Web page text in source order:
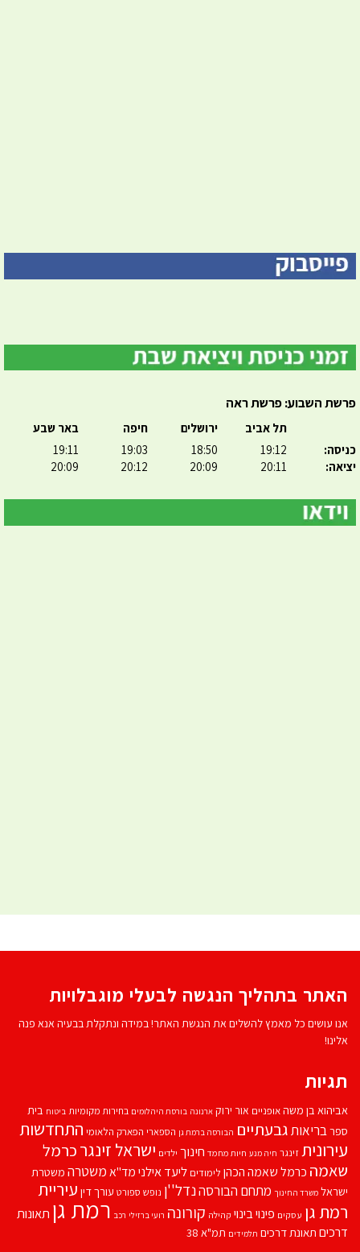
פרשת השבוע: פרשת ראה
כניסה:
יציאה:
תל אביב
19:12
20:11
ירושלים
18:50
20:09
חיפה
19:03
20:12
באר שבע
19:11
20:09
האתר בתהליך הנגשה לבעלי מוגבלויות
אנו עושים כל מאמץ להשלים את הנגשת האתר! במידה ונתקלת בבעיה אנא פנה
אלינו!
תגיות
אביהוא בן משהאופניים אור ירוק ארנונה בורסת היהלומים בחירות מקומיות ביטוח בית
ספרבריאותגבעתיים הבורסה ברמת גן הספארי הפארק הלאומי התחדשות
עירוניתזינגר חיה מנע חיות מחמד חינוך ילדים ישראל זינגרכרמל
שאמה כרמל שאמה הכהן לימודים ליעד אילנימד''אמשטרה משטרת
ישראל משרד החינוך מתחם הבורסהנדל''ן נופש ספורט עורך דין עיריית
רמת גן עסקים פינוי בינוי קהילה קורונה רועי ברזילי רכב רמת גן תאונות
דרכים תאונת דרכים תלמידים תמ"א 38